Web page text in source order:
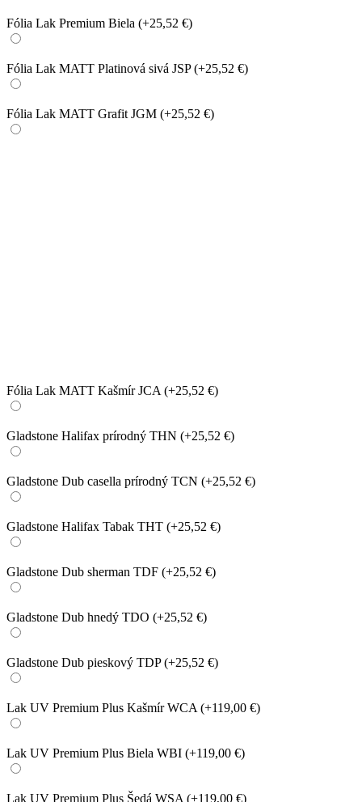
Fólia Lak Premium Biela (+25,52 €)
Fólia Lak MATT Platinová sivá JSP(+25,52 €)
Fólia Lak MATT Grafit JGM (+25,52 €)
Fólia Lak MATT Kašmír JCA (+25,52 €)
Gladstone Halifax prírodný THN (+25,52 €)
Gladstone Dub casella prírodný TCN (+25,52 €)
Gladstone Halifax Tabak THT (+25,52 €)
Gladstone Dub sherman TDF (+25,52 €)
Gladstone Dub hnedý TDO (+25,52 €)
Gladstone Dub pieskový TDP(+25,52 €)
Lak UV Premium Plus Kašmír WCA (+119,00 €)
Lak UV Premium Plus Biela WBI (+119,00 €)
Lak UV Premium Plus Šedá WSA (+119,00 €)